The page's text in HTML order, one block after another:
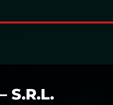
S.R.L.